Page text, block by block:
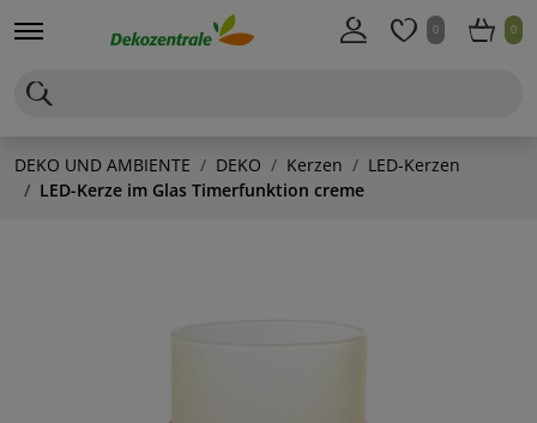
0 0
DEKO UND AMBIENTE DEKO Kerzen
LED-Kerzen
LED-Kerze im Glas Timerfunktion creme